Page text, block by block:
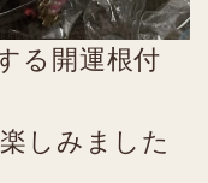
る開運根付
しみました